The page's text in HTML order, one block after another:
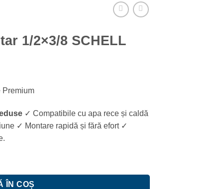
1/2×3/8 SCHELL
Premium
✓ Compatibile cu apa rece și caldă
✓ Montare rapidă și fără efort ✓
ÎN COȘ